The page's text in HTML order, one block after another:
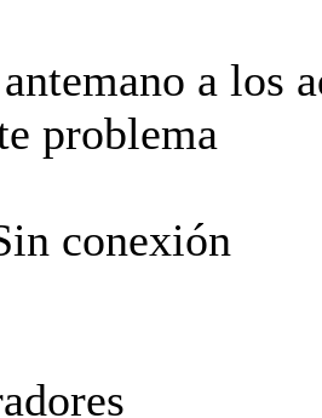
a los
problema